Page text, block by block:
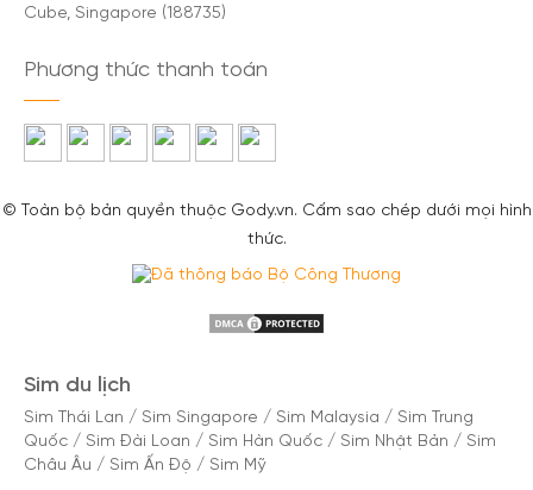
Cube, Singapore (188735)
Phương thức thanh toán
© Toàn bộ bản quyền thuộc Gody.vn. Cấm sao chép dưới mọi hình
thức.
Sim du lịch
Sim Thái Lan / Sim Singapore / Sim Malaysia / Sim Trung
Quốc / Sim Đài Loan / Sim Hàn Quốc / Sim Nhật Bản / Sim
Châu Âu / Sim Ấn Độ / Sim Mỹ